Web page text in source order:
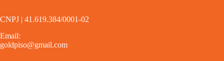
CNPJ | 41.619.384/0001-02
Email:
goldpiso@gmail.com